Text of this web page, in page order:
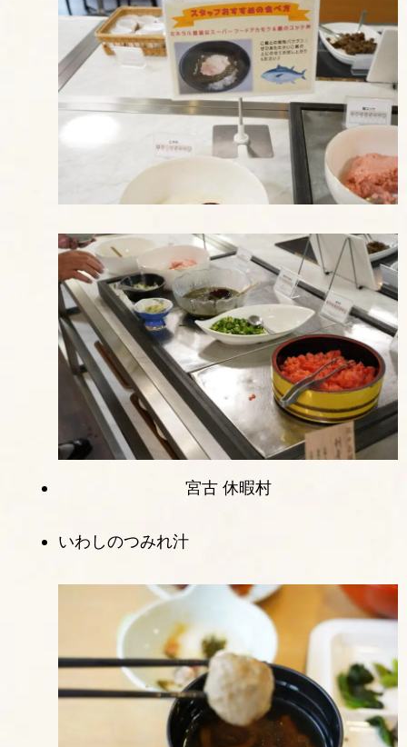
宮古 休暇村
いわしのつみれ汁